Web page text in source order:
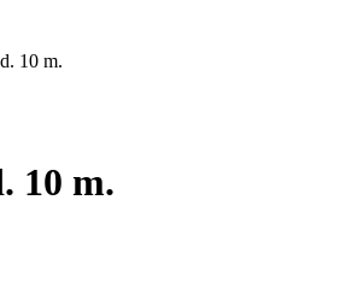
10 m.
10 m.